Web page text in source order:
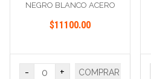
NEGRO BLANCO ACERO
$11100.00
- + COMPRAR